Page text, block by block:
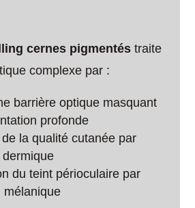
cernes pigmentés traite
complexe par :
barrière optique masquant
profonde
la qualité cutanée par
du teint périoculaire par
mélanique